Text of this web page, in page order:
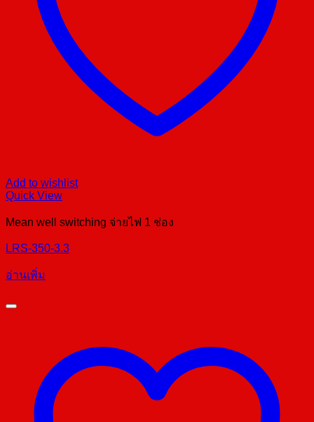
Add to wishlist
Quick View
Mean well switching จ่ายไฟ 1 ช่อง
LRS-350-3.3
อ่านเพิ่ม